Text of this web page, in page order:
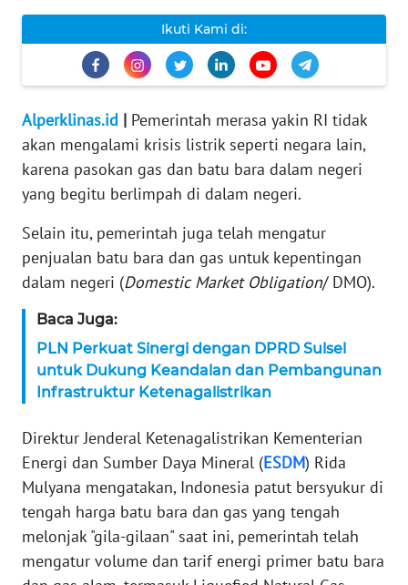
Ikuti Kami di:
Alperklinas.id | Pemerintah merasa yakin RI tidak
akan mengalami krisis listrik seperti negara lain,
karena pasokan gas dan batu bara dalam negeri
yang begitu berlimpah di dalam negeri.
Selain itu, pemerintah juga telah mengatur
penjualan batu bara dan gas untuk kepentingan
dalam negeri (Domestic Market Obligation/ DMO).
Baca Juga:
PLN Perkuat Sinergi dengan DPRD Sulsel
untuk Dukung Keandalan dan Pembangunan
Infrastruktur Ketenagalistrikan
Direktur Jenderal Ketenagalistrikan Kementerian
Energi dan Sumber Daya Mineral (ESDM) Rida
Mulyana mengatakan, Indonesia patut bersyukur di
tengah harga batu bara dan gas yang tengah
melonjak "gila-gilaan" saat ini, pemerintah telah
mengatur volume dan tarif energi primer batu bara
KAMI
PEDOMAN
SIBER
REDAKSI
KARIR
DISCLAIMER
Wahana
Regional
WN
WN
JAKARTA
WN
JABAR